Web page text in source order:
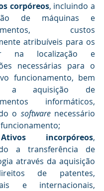
corpóreos, incluindo a
de máquinas e
custos
atribuíveis para os
na localização e
necessárias para o
funcionamento, bem
a aquisição de
informáticos,
o software necessário
Ativos incorpóreos,
a transferência de
através da aquisição
de patentes,
e internacionais,